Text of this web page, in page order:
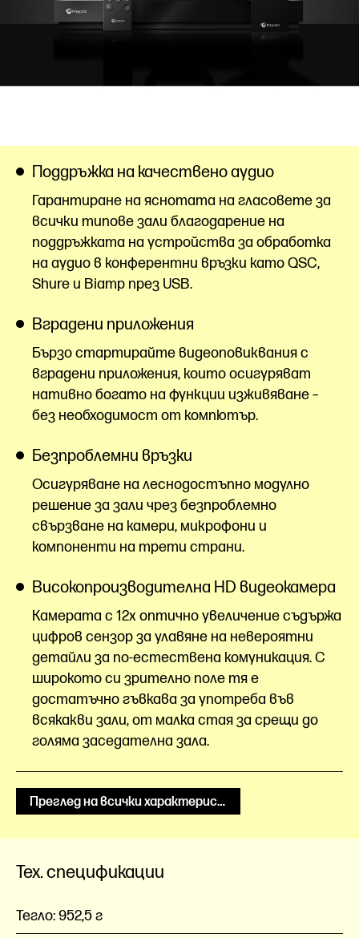
Поддръжка на качествено аудио
Гарантиране на яснотата на гласовете за
всички типове зали благодарение на
поддръжката на устройства за обработка
на аудио в конферентни връзки като QSC,
Shure и Biamp през USB.
Вградени приложения
Бързо стартирайте видеоповиквания с
вградени приложения, които осигуряват
нативно богато на функции изживяване –
без необходимост от компютър.
Безпроблемни връзки
Осигуряване на леснодостъпно модулно
решение за зали чрез безпроблемно
свързване на камери, микрофони и
компоненти на трети страни.
Високопроизводителна HD видеокамера
Камерата с 12x оптично увеличение съдържа
цифров сензор за улавяне на невероятни
детайли за по-естествена комуникация. С
широкото си зрително поле тя е
достатъчно гъвкава за употреба във
всякакви зали, от малка стая за срещи до
голяма заседателна зала.
Преглед на всички характеристики
Тех. спецификации
Тегло:952,5 г